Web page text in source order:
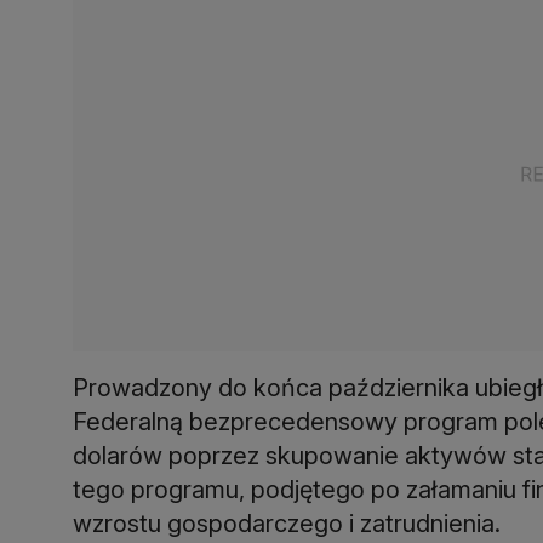
Prowadzony do końca października
Federalną bezprecedensowy program
dolarów poprzez skupowanie aktywów
tego programu, podjętego po załamaniu
wzrostu gospodarczego i zatrudnienia.